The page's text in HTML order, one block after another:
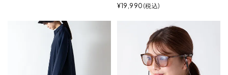
¥19,990 税込